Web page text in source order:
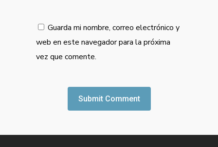
Guarda mi nombre, correo electrónico y
web en este navegador para la próxima
vez que comente.